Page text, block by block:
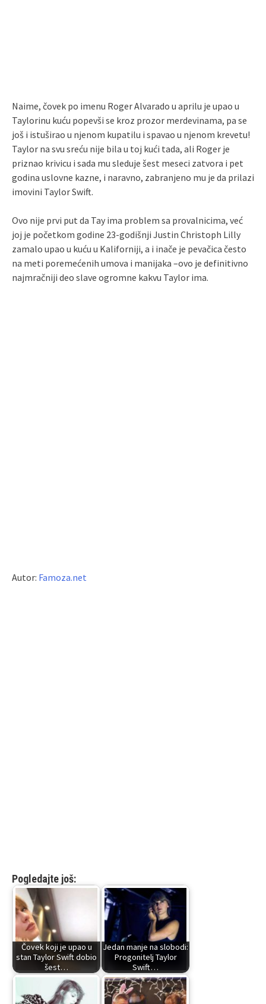
Naime, čovek po imenu Roger Alvarado u aprilu je upao u
Taylorinu kuću popevši se kroz prozor merdevinama, pa se
još i istuširao u njenom kupatilu i spavao u njenom krevetu!
Taylor na svu sreću nije bila u toj kući tada, ali Roger je
priznao krivicu i sada mu sleduje šest meseci zatvora i pet
godina uslovne kazne, i naravno, zabranjeno mu je da prilazi
imovini Taylor Swift.
Ovo nije prvi put da Tay ima problem sa provalnicima, već
joj je početkom godine 23-godišnji Justin Christoph Lilly
zamalo upao u kuću u Kaliforniji, a i inače je pevačica često
na meti poremećenih umova i manijaka –ovo je definitivno
najmračniji deo slave ogromne kakvu Taylor ima.
Autor: Famoza.net
Pogledajte još:
Čovek koji je upao u
stan Taylor Swift dobio
šest…
Jedan manje na slobodi:
Progonitelj Taylor
Swift…